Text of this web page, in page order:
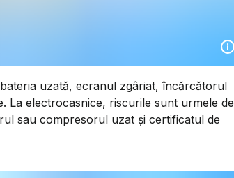
uzată, ecranul zgâriat, încărcătorul
La electrocasnice, riscurile sunt urmele de
sau compresorul uzat și certificatul de